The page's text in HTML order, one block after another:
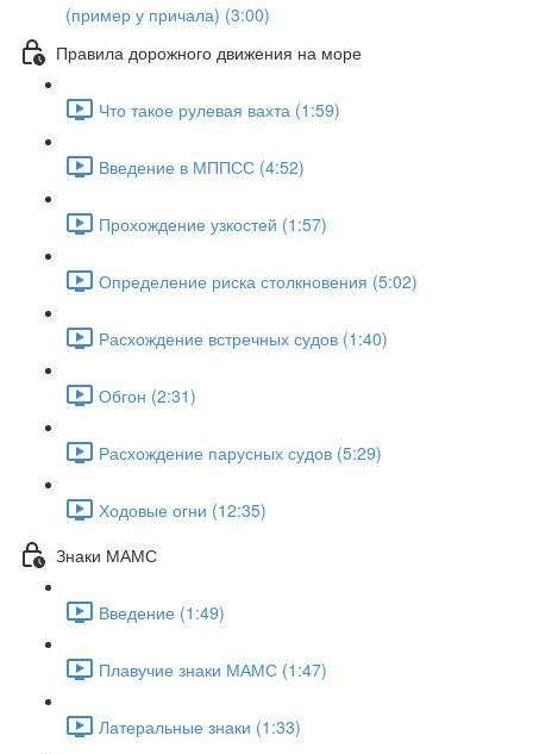
(пример у причала) (3:00)
Правила дорожного движения на море
Что такое рулевая вахта (1:59)
Введение в МППСС (4:52)
Прохождение узкостей (1:57)
Определение риска столкновения (5:02)
Расхождение встречных судов (1:40)
Обгон (2:31)
Расхождение парусных судов (5:29)
Ходовые огни (12:35)
Знаки МАМС
Введение (1:49)
Плавучие знаки МАМС (1:47)
Латеральные знаки (1:33)